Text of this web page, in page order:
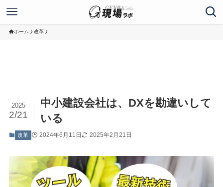
ホーム 改革
中小建設会社は、DXを勘違いして
いる
2025
2/21
改革 2024年6月11日 2025年2月21日